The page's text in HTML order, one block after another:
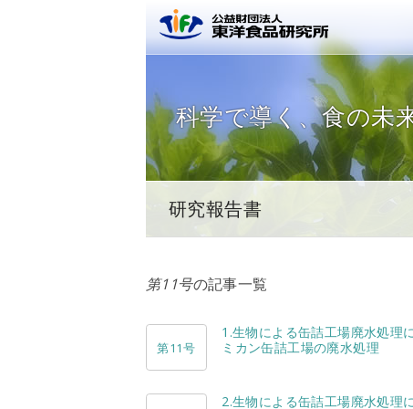
公益財
科学で導く、食の未
研究報告書
第11号の記事一覧
第11号
1.生物による缶詰工場廃水処理
ミカン缶詰工場の廃水処理
2.生物による缶詰工場廃水処理